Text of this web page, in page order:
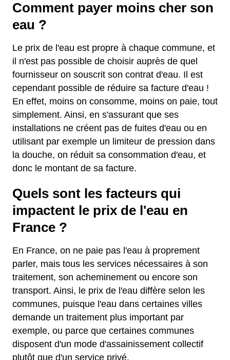
Comment payer moins cher son
eau ?
Le prix de l'eau est propre à chaque commune, et
il n'est pas possible de choisir auprès de quel
fournisseur on souscrit son contrat d'eau. Il est
cependant possible de réduire sa facture d'eau !
En effet, moins on consomme, moins on paie, tout
simplement. Ainsi, en s'assurant que ses
installations ne créent pas de fuites d'eau ou en
utilisant par exemple un limiteur de pression dans
la douche, on réduit sa consommation d'eau, et
donc le montant de sa facture.
Quels sont les facteurs qui
impactent le prix de l'eau en
France ?
En France, on ne paie pas l'eau à proprement
parler, mais tous les services nécessaires à son
traitement, son acheminement ou encore son
transport. Ainsi, le prix de l'eau diffère selon les
communes, puisque l'eau dans certaines villes
demande un traitement plus important par
exemple, ou parce que certaines communes
disposent d'un mode d'assainissement collectif
plutôt que d'un service privé.